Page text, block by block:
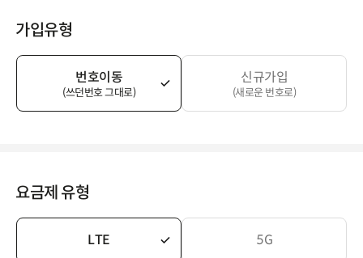
가입유형
번호이동
(쓰던번호 그대로)
신규가입
(새로운 번호로)
요금제 유형
LTE 5G